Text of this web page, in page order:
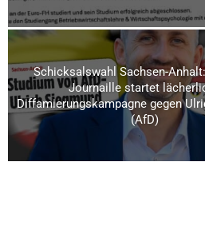
Schicksalswahl Sachsen-
Journaille startet
Diffamierungskampagne gegen
(AfD)